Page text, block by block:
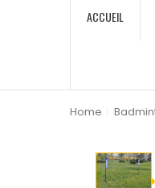
ACCUEIL
Home